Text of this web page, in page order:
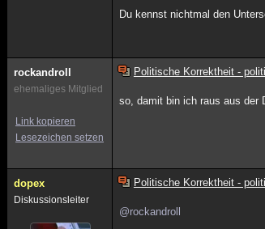
Du kennst nichtmal den
rockandroll
ehemaliges Mitglied
Link kopieren
Lesezeichen setzen
Politische Korrektheit -
so, damit bin ich raus aus der
dopex
Diskussionsleiter
Politische Korrektheit -
@rockandroll